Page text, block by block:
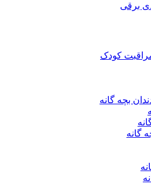
برقی
کودک
بچه گانه
گانه